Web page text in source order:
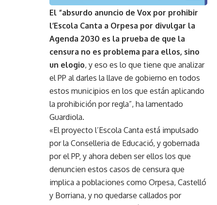
El “absurdo anuncio de Vox por prohibir
l’Escola Canta a Orpesa por divulgar la
Agenda 2030 es la prueba de que la
censura no es problema para ellos, sino
un elogio, y eso es lo que tiene que analizar
el PP al darles la llave de gobierno en todos
estos municipios en los que están aplicando
la prohibición por regla”, ha lamentado
Guardiola.
«El proyecto l’Escola Canta está impulsado
por la Conselleria de Educació, y gobernada
por el PP, y ahora deben ser ellos los que
denuncien estos casos de censura que
implica a poblaciones como Orpesa, Castelló
y Borriana, y no quedarse callados por